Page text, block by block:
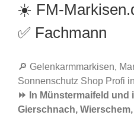
☀️ FM-
✅ Fachmann
🔎 Gelenkarmmarkisen,
Sonnenschutz Shop Profi
⏩ In Münstermaifeld
Gierschnach,